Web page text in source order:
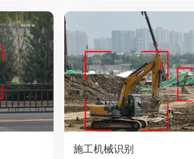
施工机械识别